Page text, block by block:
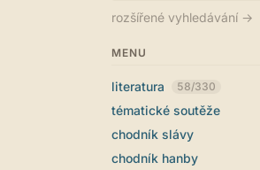
rozšířené vyhledávání →
MENU
literatura 58/330
tématické soutěže
chodník slávy
chodník hanby